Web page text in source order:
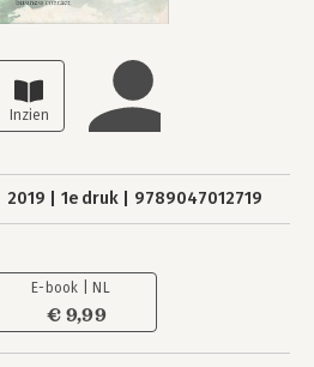
2019 1e druk 9789047012719
E-book | NL
€ 9,99